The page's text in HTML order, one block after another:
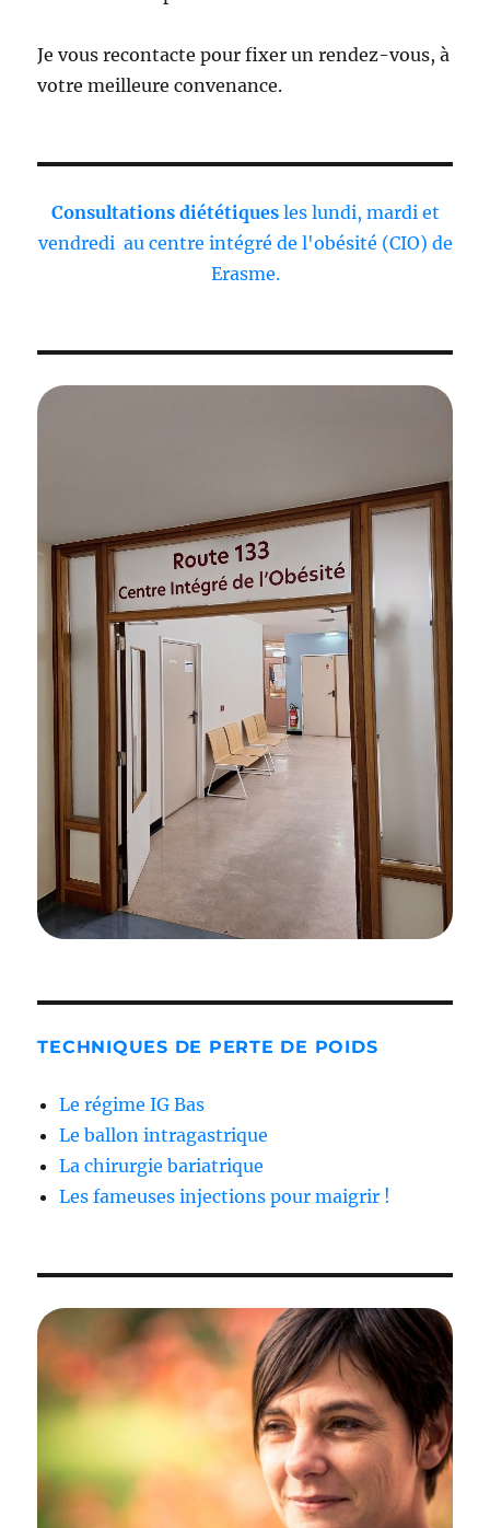
Je vous recontacte pour fixer un rendez-vous, à
votre meilleure convenance.
Consultations diététiquesles lundi, mardi et
vendredi au centre intégré de l'obésité (CIO) de
Erasme.
TECHNIQUES DE PERTE DE POIDS
Le régime IG Bas
Le ballon intragastrique
La chirurgie bariatrique
Les fameuses injections pour maigrir !